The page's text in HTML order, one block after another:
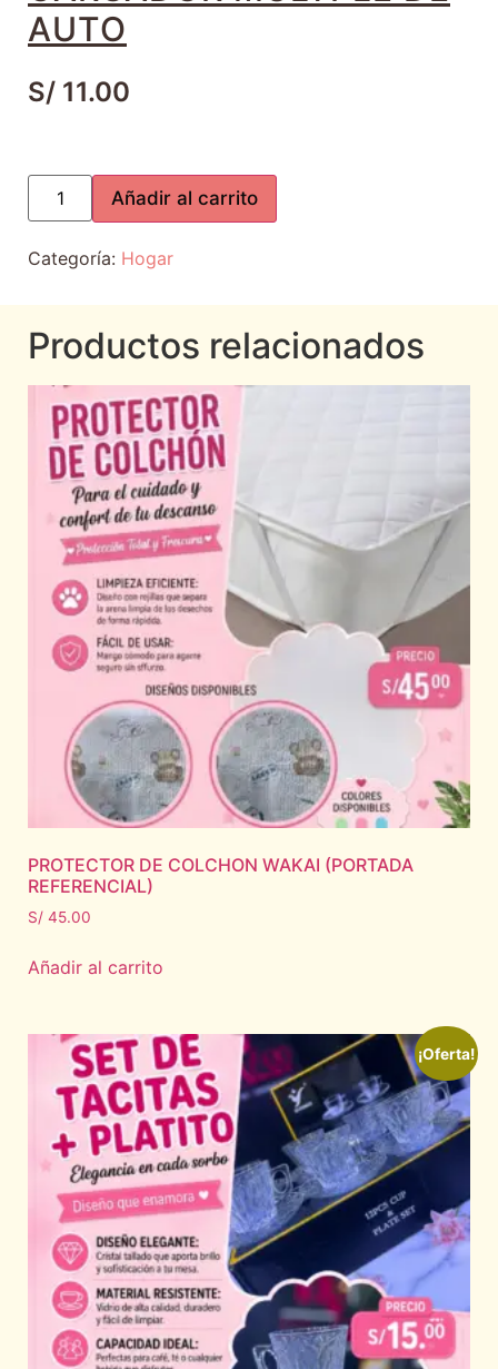
AUTO
S/ 11.00
Añadir al carrito
Categoría: Hogar
Productos relacionados
PROTECTOR DE COLCHON WAKAI (PORTADA
REFERENCIAL)
S/ 45.00
Añadir al carrito
¡Oferta!